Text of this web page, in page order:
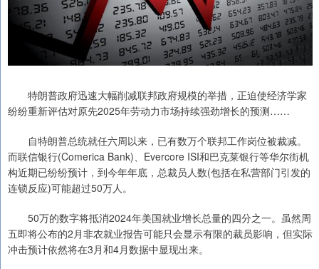
特朗普政府迅速大幅削减联邦政府规模的举措，正迫使经济学家
纷纷重新评估对原先2025年劳动力市场持续强劲增长的预测……
自特朗普总统就任六周以来，已有数万个联邦工作岗位被裁减。
而联信银行(Comerica Bank)、Evercore ISI和巴克莱银行等华尔街机
构近期已纷纷预计，到今年年底，总裁员人数(包括在私营部门引发的
连锁反应)可能超过50万人。
50万的数字将抵消2024年美国就业增长总量的四分之一。虽然周
五即将公布的2月非农就业报告可能只会显示有限的裁员影响，但实际
冲击预计依然将在3月和4月数据中显现出来。